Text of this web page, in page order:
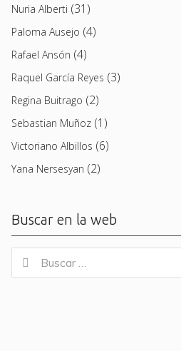
Nuria Alberti (31)
Paloma Ausejo (4)
Rafael Ansón (4)
Raquel García Reyes (3)
Regina Buitrago (2)
Sebastian Muñoz (1)
Victoriano Albillos (6)
Yana Nersesyan (2)
Buscar en la web
for:
Buscar